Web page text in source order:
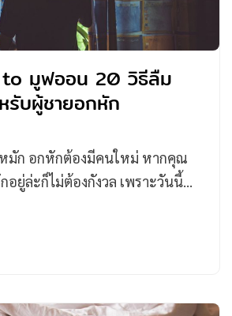
มูฟออน 20 วิธีลืม
รับผู้ชายอกหัก
มัก อกหักต้องมีคนใหม่ หากคุณ
อยู่ล่ะก็ไม่ต้องกังวล เพราะวันนี้…